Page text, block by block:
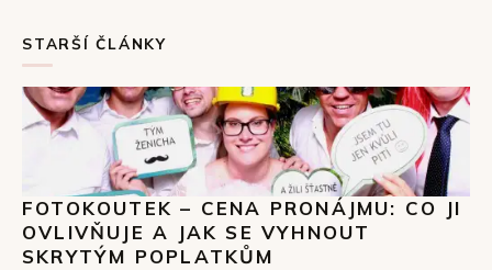
STARŠÍ ČLÁNKY
FOTOKOUTEK – CENA PRONÁJMU: CO JI
OVLIVŇUJE A JAK SE VYHNOUT
SKRYTÝM POPLATKŮM